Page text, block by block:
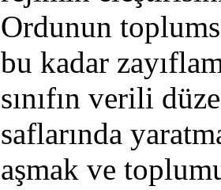
Ordunun
bu kadar
sınıfın verili
saflarında
aşmak ve